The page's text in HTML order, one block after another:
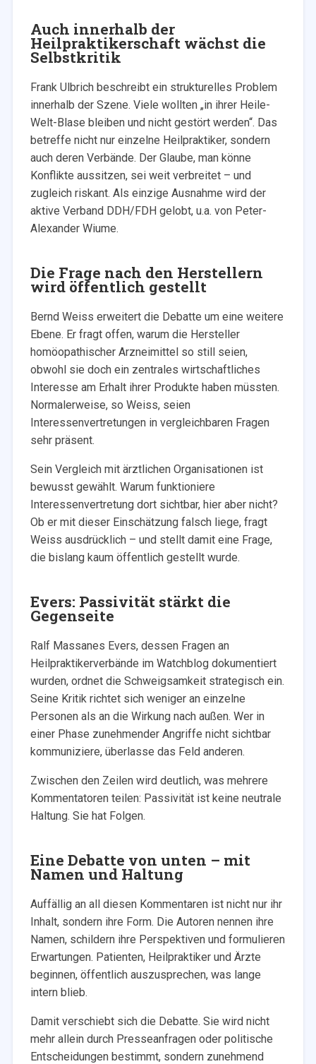
Auch innerhalb der
Heilpraktikerschaft wächst die
Selbstkritik
Frank Ulbrich beschreibt ein strukturelles Problem
innerhalb der Szene. Viele wollten „in ihrer Heile-
Welt-Blase bleiben und nicht gestört werden“. Das
betreffe nicht nur einzelne Heilpraktiker, sondern
auch deren Verbände. Der Glaube, man könne
Konflikte aussitzen, sei weit verbreitet – und
zugleich riskant. Als einzige Ausnahme wird der
aktive Verband DDH/FDH gelobt, u.a. von Peter-
Alexander Wiume.
Die Frage nach den Herstellern
wird öffentlich gestellt
Bernd Weiss erweitert die Debatte um eine weitere
Ebene. Er fragt offen, warum die Hersteller
homöopathischer Arzneimittel so still seien,
obwohl sie doch ein zentrales wirtschaftliches
Interesse am Erhalt ihrer Produkte haben müssten.
Normalerweise, so Weiss, seien
Interessenvertretungen in vergleichbaren Fragen
sehr präsent.
Sein Vergleich mit ärztlichen Organisationen ist
bewusst gewählt. Warum funktioniere
Interessenvertretung dort sichtbar, hier aber nicht?
Ob er mit dieser Einschätzung falsch liege, fragt
Weiss ausdrücklich – und stellt damit eine Frage,
die bislang kaum öffentlich gestellt wurde.
Evers: Passivität stärkt die
Gegenseite
Ralf Massanes Evers, dessen Fragen an
Heilpraktikerverbände im Watchblog dokumentiert
wurden, ordnet die Schweigsamkeit strategisch ein.
Seine Kritik richtet sich weniger an einzelne
Personen als an die Wirkung nach außen. Wer in
einer Phase zunehmender Angriffe nicht sichtbar
kommuniziere, überlasse das Feld anderen.
Zwischen den Zeilen wird deutlich, was mehrere
Kommentatoren teilen: Passivität ist keine neutrale
Haltung. Sie hat Folgen.
Eine Debatte von unten – mit
Namen und Haltung
Auffällig an all diesen Kommentaren ist nicht nur ihr
Inhalt, sondern ihre Form. Die Autoren nennen ihre
Namen, schildern ihre Perspektiven und formulieren
Erwartungen. Patienten, Heilpraktiker und Ärzte
beginnen, öffentlich auszusprechen, was lange
intern blieb.
Damit verschiebt sich die Debatte. Sie wird nicht
mehr allein durch Presseanfragen oder politische
Entscheidungen bestimmt, sondern zunehmend